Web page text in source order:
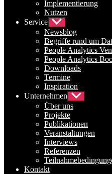
Implementierung
Nutzen
Service Untermenü
anzeigen
Newsblog
Begriffe rund um
People Analytics
People Analytics
Downloads
Termine
Inspiration
Unternehmen Untermenü
anzeigen
Über uns
Projekte
Publikationen
Veranstaltungen
Interviews
Referenzen
Kontakt